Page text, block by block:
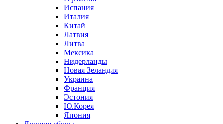
Испания
Италия
Китай
Латвия
Литва
Мексика
Нидерланды
Новая Зеландия
Украина
Франция
Эстония
Ю.Корея
Япония